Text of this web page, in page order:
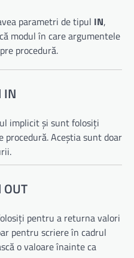
parametri de tipul IN,
modul în care argumentele
procedură.
implicit și sunt folosiți
Aceștia sunt doar
pentru a returna valori
pentru scriere în cadrul
o valoare înainte ca